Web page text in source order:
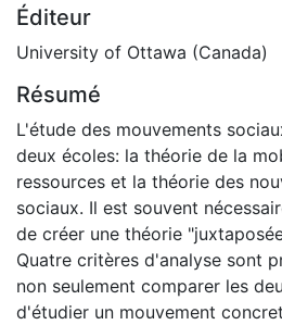
Éditeur
University of Ottawa (Canada)
Résumé
L'étude des mouvements
deux écoles: la théorie de la
ressources et la théorie des
sociaux. Il est souvent
de créer une théorie
Quatre critères d'analyse sont
non seulement comparer les
d'étudier un mouvement